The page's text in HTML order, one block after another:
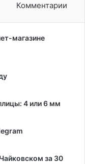
Комментарии
магазине
4 или 6 мм
за 30